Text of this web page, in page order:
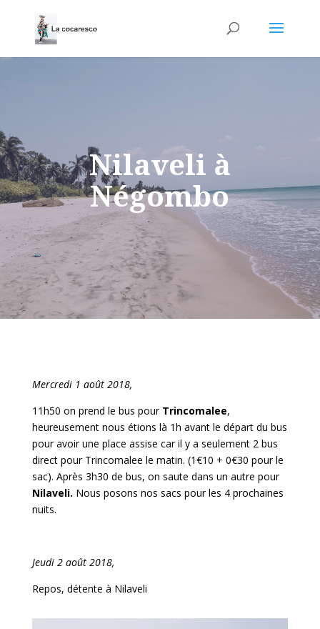
Nilaveli à
Négombo
Mercredi 1 août 2018,
11h50 on prend le bus pourTrincomalee,
heureusement nous étions là 1h avant le départ du bus
pour avoir une place assise car il y a seulement 2 bus
direct pour Trincomalee le matin. (1€10 + 0€30 pour le
sac). Après 3h30 de bus, on saute dans un autre pour
Nilaveli. Nous posons nos sacs pour les 4 prochaines
nuits.
Jeudi 2 août 2018,
Repos, détente à Nilaveli